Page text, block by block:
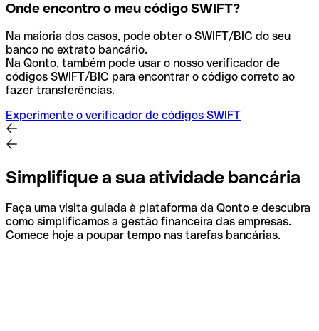
Onde encontro o meu código SWIFT?
Na maioria dos casos, pode obter o SWIFT/BIC do seu
banco no extrato bancário.
Na Qonto, também pode usar o nosso verificador de
códigos SWIFT/BIC para encontrar o código correto ao
fazer transferências.
Experimente o verificador de códigos SWIFT
Simplifique a sua atividade bancária
Faça uma visita guiada à plataforma da Qonto e descubra
como simplificamos a gestão financeira das empresas.
Comece hoje a poupar tempo nas tarefas bancárias.